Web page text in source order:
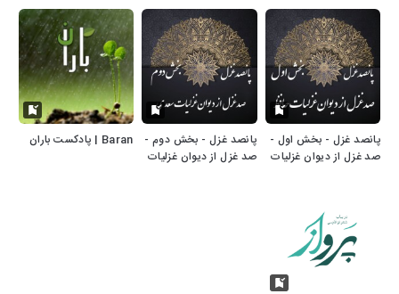
پانصد غزل - بخش اول -
صد غزل از دیوان غزلیات
پانصد غزل - بخش دوم -
صد غزل از دیوان غزلیات
Baran | پادکست باران